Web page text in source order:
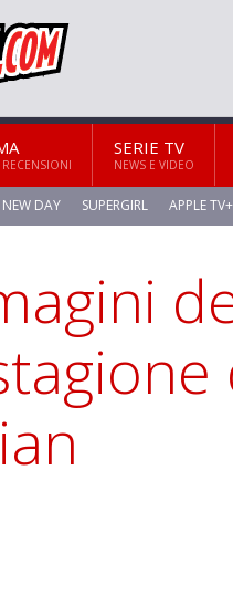
RECENSIONI
SERIE TV
NEWS E VIDEO
DAY SUPERGIRL APPLE TV+